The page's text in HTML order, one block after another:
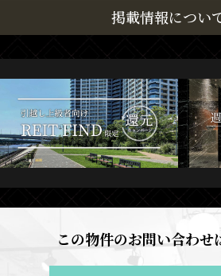
掲載情報につい
この物件のお問い合わせ